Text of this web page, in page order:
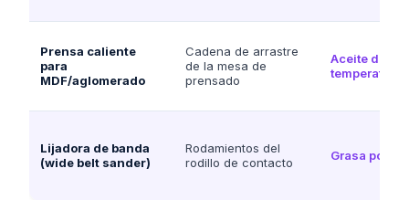
Prensa caliente
para
MDF/aglomerado
Cadena de arrastre
de la mesa de
prensado
Aceite de
temperatura
Lijadora de banda
(wide belt sander)
Rodamientos del
rodillo de contacto
Grasa